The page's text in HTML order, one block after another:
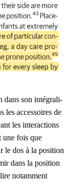
dans son inté­gra­li­
les acces­soires de
les inter­ac­tions
une fois que
le dos à la posi­tion
dans la posi­tion
notam­ment